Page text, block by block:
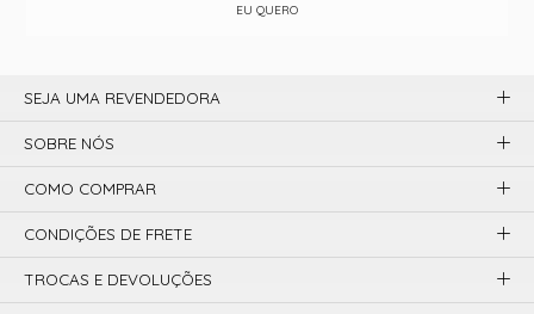
EU QUERO
SEJA UMA REVENDEDORA
SOBRE NÓS
COMO COMPRAR
CONDIÇÕES DE FRETE
TROCAS E DEVOLUÇÕES